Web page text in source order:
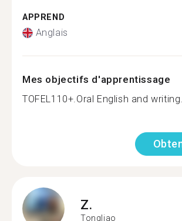
APPREND
Anglais
Mes objectifs d'apprentissage
TOFEL110+.Oral English and
Z.
Tongliao